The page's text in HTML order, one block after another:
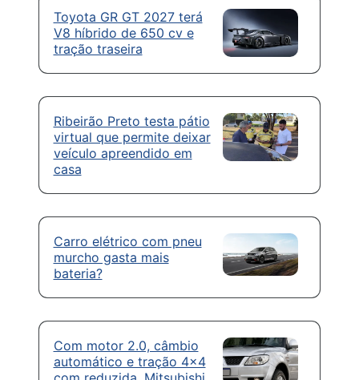
Toyota GR GT 2027 terá
V8 híbrido de 650 cv e
tração traseira
Ribeirão Preto testa pátio
virtual que permite deixar
veículo apreendido em
casa
Carro elétrico com pneu
murcho gasta mais
bateria?
Com motor 2.0, câmbio
automático e tração 4×4